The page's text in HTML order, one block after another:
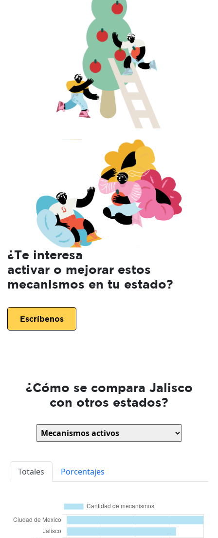
¿Te interesa
activar o mejorar estos
mecanismos en tu estado?
Escríbenos
¿Cómo se compara Jalisco
con otros estados?
Totales Porcentajes